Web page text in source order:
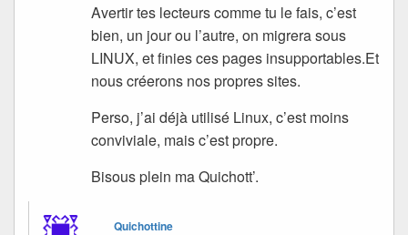
Avertir tes lecteurs comme tu le fais, c’est
bien, un jour ou l’autre, on migrera sous
LINUX, et finies ces pages insupportables.Et
nous créerons nos propres sites.
Perso, j’ai déjà utilisé Linux, c’est moins
conviviale, mais c’est propre.
Bisous plein ma Quichott’.
Quichottine